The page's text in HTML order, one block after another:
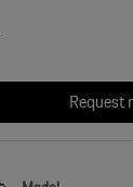
Request